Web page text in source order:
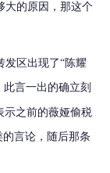
大的原因，那这个
发区出现了“陈耀
言一出的确立刻
示之前的薇娅偷税
言论，随后那条